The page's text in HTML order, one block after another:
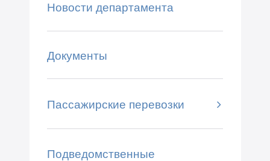
Новости департамента
Документы
Пассажирские перевозки
Подведомственные